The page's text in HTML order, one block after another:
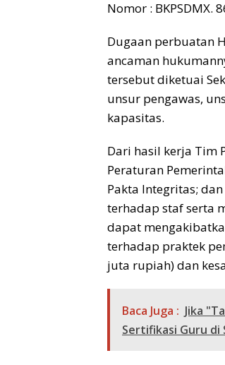
Nomor : BKPSDMX.
Dugaan perbuatan
ancaman
tersebut diketuai
unsur pengawas,
kapasitas.
Dari hasil kerja Tim
Peraturan
Pakta Integritas;
terhadap staf serta
dapat
terhadap praktek
juta rupiah) dan
Baca Juga : Jika
Sertifikasi Guru di